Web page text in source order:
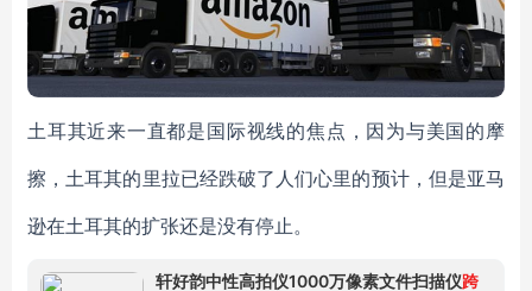
土耳其近来一直都是国际视线的焦点，因为与美国的摩
擦，土耳其的里拉已经跌破了人们心里的预计，但是亚马
逊在土耳其的扩张还是没有停止。
轩好韵中性高拍仪1000万像素文件扫描仪跨